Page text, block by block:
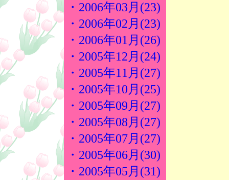
・2006年03月(23)
・2006年02月(23)
・2006年01月(26)
・2005年12月(24)
・2005年11月(27)
・2005年10月(25)
・2005年09月(27)
・2005年08月(27)
・2005年07月(27)
・2005年06月(30)
・2005年05月(31)